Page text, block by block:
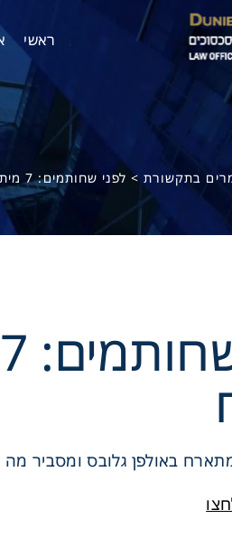
ראשי
בתקשורת> לפני שחותמים: 7 מיתוסים על תמ"א 38 מול המציאות בשטח
גלובס ומסביר מה עושים לפני שחותמים: 7